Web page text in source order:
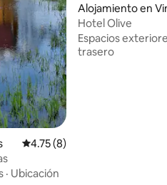
Calificación promedio: 4.75 de
4.75 (8)
· Ubicación
Alojamiento en
Hotel Olive
Espacios
trasero